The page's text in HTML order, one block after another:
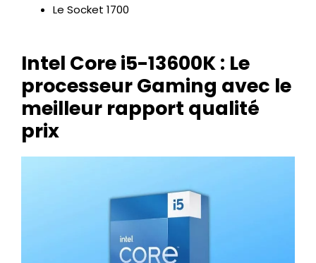
Le Socket 1700
Intel Core i5-13600K : Le
processeur Gaming avec le
meilleur rapport qualité
prix